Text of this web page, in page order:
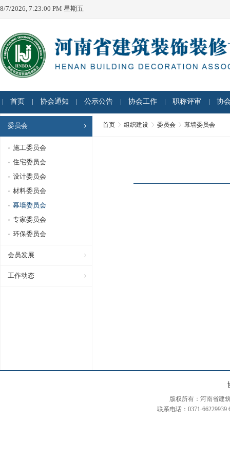
8/7/2026, 7:23:00 PM 星期五
首页 协会通知 公示公告 协会工作 职称评审 协
委员会
施工委员会
住宅委员会
设计委员会
材料委员会
幕墙委员会
专家委员会
环保委员会
会员发展
工作动态
首页 组织建设 委员会 幕墙委员会
版权所有：河南省建
联系电话：0371-